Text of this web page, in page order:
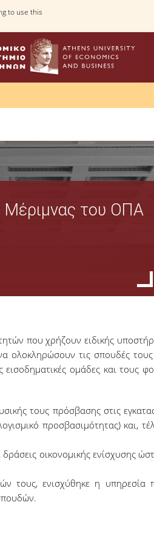
to use this
Μέριμνας του ΟΠΑ
που χρήζουν ειδικής
ολοκληρώσουν τις σπουδές
ομάδες και
τους πρόσβασης στις
προσβασιμότητας) και,
οικονομικής ενίσχυσης
ενισχύθηκε η υπηρεσία